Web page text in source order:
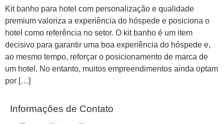
Kit banho para hotel com personalização e qualidade
premium valoriza a experiência do hóspede e posiciona o
hotel como referência no setor. O kit banho é um item
decisivo para garantir uma boa experiência do hóspede e,
ao mesmo tempo, reforçar o posicionamento de marca de
um hotel. No entanto, muitos empreendimentos ainda optam
por […]
Informações de Contato